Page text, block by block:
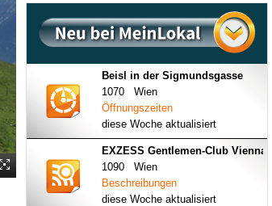
Beisl in der Sigmundsgasse
1070 Wien
Öffnungszeiten
diese Woche aktualisiert
EXZESS Gentlemen-Club Vienna
1090 Wien
Beschreibungen
diese Woche aktualisiert